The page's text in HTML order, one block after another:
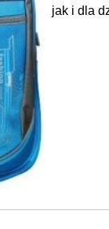
jak i dla